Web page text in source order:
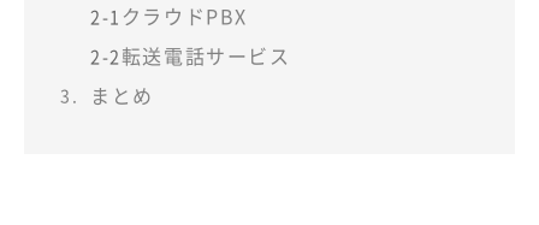
2-1 クラウドPBX
2-2転送電話サービス
まとめ